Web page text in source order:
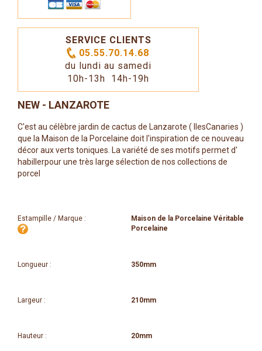
SERVICE CLIENTS
05.55.70.14.68
du lundi au samedi
10h-13h 14h-19h
NEW - LANZAROTE
C'est au célèbre jardin de cactus de Lanzarote ( IlesCanaries )
que la Maison de la Porcelaine doit l'inspiration de ce nouveau
décor aux verts toniques. La variété de ses motifs permet d'
habillerpour une très large sélection de nos collections de
porcel
Estampille / Marque :
Maison de la Porcelaine Véritable
Porcelaine
Longueur : 350mm
Largeur : 210mm
Hauteur : 20mm